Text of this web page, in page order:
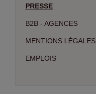
PRESSE
B2B - AGENCES
MENTIONS LÉGALES
EMPLOIS